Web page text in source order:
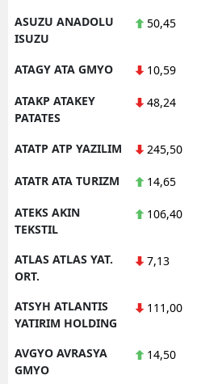
ASUZU ANADOLU
ISUZU
50,45
ATAGY ATA GMYO 10,59
ATAKP ATAKEY
PATATES
48,24
ATATP ATP YAZILIM 245,50
ATATR ATA TURIZM 14,65
ATEKS AKIN
TEKSTIL
106,40
ATLAS ATLAS YAT.
ORT.
7,13
ATSYH ATLANTIS
YATIRIM HOLDING
111,00
AVGYO AVRASYA
GMYO
14,50